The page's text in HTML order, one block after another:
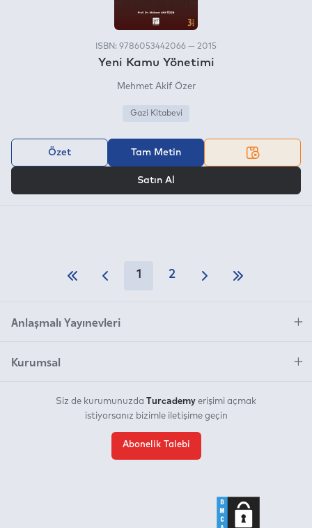
ISBN: 9786053442066 — 2015
Yeni Kamu Yönetimi
Mehmet Akif Özer
Gazi Kitabevi
Özet Tam Metin
Satın Al
1 2
Anlaşmalı Yayınevleri
Kurumsal
Siz de kurumunuzda Turcademy erişimi açmak
istiyorsanız bizimle iletişime geçin
Abonelik Talebi